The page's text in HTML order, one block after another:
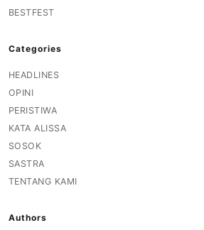
BESTFEST
Categories
HEADLINES
OPINI
PERISTIWA
KATA ALISSA
SOSOK
SASTRA
TENTANG KAMI
Authors